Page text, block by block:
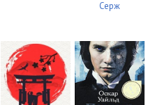
15:48
09:33
Серж